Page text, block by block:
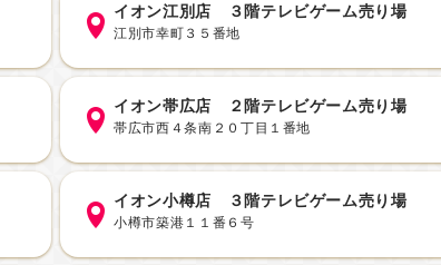
イオン江別店 ３階テレビゲーム売り場
江別市幸町３５番地
イオン帯広店 ２階テレビゲーム売り場
帯広市西４条南２０丁目１番地
イオン小樽店 ３階テレビゲーム売り場
小樽市築港１１番６号